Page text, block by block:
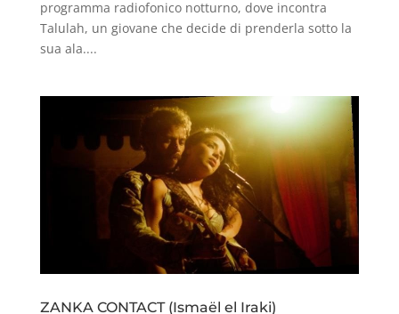
programma radiofonico notturno, dove incontra
Talulah, un giovane che decide di prenderla sotto la
sua ala....
ZANKA CONTACT (Ismaël el Iraki)